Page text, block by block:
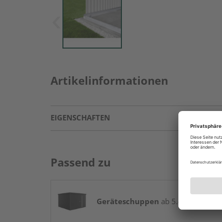
Artikelinformationen
EIGENSCHAFTEN
Passend zu
Geräteschuppen ab 5.499,00 € /